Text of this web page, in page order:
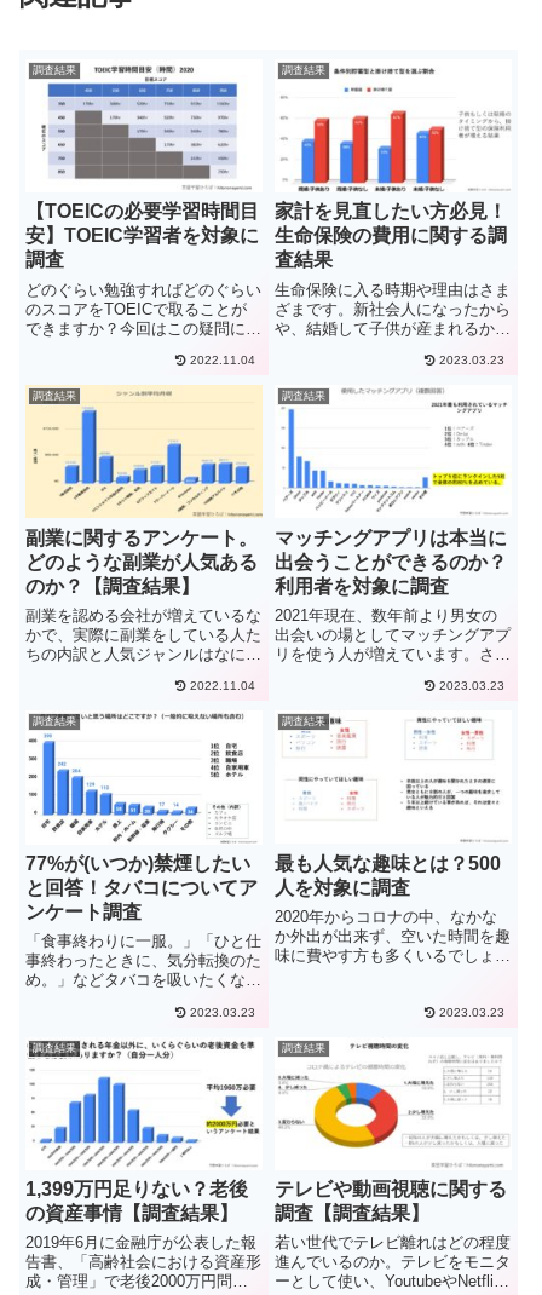
調査結果
【TOEICの必要学習時間目
安】TOEIC学習者を対象に
調査
どのぐらい勉強すればどのぐらい
のスコアをTOEICで取ることが
できますか？今回はこの疑問につ
に限らず、英語の学習を行う上で
誰もが気になるのがどのぐらいの
学習時間が必要なのかです。学習
のスピードは個人差や学習方...
2022.11.04
調査結果
家計を見直したい方必見！
生命保険の費用に関する調
査結果
生命保険に入る時期や理由はさま
ざまです。新社会人になったから
や、結婚して子供が産まれるから
険ですが、年齢や人生のステージ
によってどの保険に入ろうか迷っ
てしまうほど保険の種類が多く、
結局どの保険がいいのか迷って
い...
2023.03.23
調査結果
副業に関するアンケート。
どのような副業が人気ある
のか？【調査結果】
副業を認める会社が増えているな
かで、実際に副業をしている人た
ちの内訳と人気ジャンルはなに
稼げるのか。又は、稼げないの
か。今回はこのような疑問につい
て調査を行いました。今回の調査
は500人の副業利用者を対象に、
調...
2022.11.04
調査結果
マッチングアプリは本当に
出会うことができるのか？
利用者を対象に調査
2021年現在、数年前より男女の
出会いの場としてマッチングアプ
リを使う人が増えています。さら
の場が減っている中、異性の出会
いの場として今後も利用者は増え
ていくことでしょう。ただ、これ
から利用する方などは、本当に...
2023.03.23
調査結果
77%が(いつか)禁煙したい
と回答！タバコについてア
ンケート調査
「食事終わりに一服。」「ひと仕
事終わったときに、気分転換のた
め。」などタバコを吸いたくなる
「タバコ」についてアンケート調
査をおこないました。電子タバ
コ、紙タバコどちらが人気か、ど
のくらいの人が禁煙しようと思っ
てい...
2023.03.23
調査結果
最も人気な趣味とは？500
人を対象に調査
2020年からコロナの中、なかな
か外出が出来ず、空いた時間を趣
味に費やす方も多くいるでしょ
一切なく困ってる方も少なからず
500人を対象に趣味に関する調...
2023.03.23
調査結果
1,399万円足りない？老後
の資産事情【調査結果】
2019年6月に金融庁が公表した報
告書、「高齢社会における資産形
成・管理」で老後2000万円問題
調査結果
テレビや動画視聴に関する
調査【調査結果】
若い世代でテレビ離れはどの程度
進んでいるのか。テレビをモニタ
ーとして使い、YoutubeやNetflix